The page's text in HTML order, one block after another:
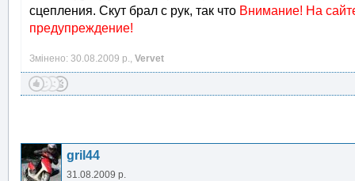
сцепления. Скут брал с рук, так что Внимание! На
предупреждение!
Змінено: 30.08.2009 р., Vervet
gril44
31.08.2009 р.